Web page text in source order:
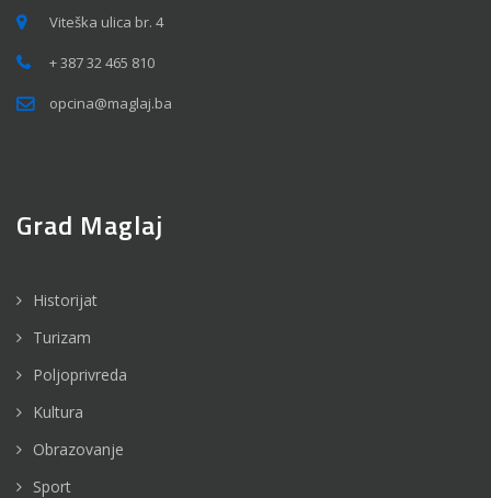
Viteška ulica br. 4
+ 387 32 465 810
opcina@maglaj.ba
Grad Maglaj
Historijat
Turizam
Poljoprivreda
Kultura
Obrazovanje
Sport